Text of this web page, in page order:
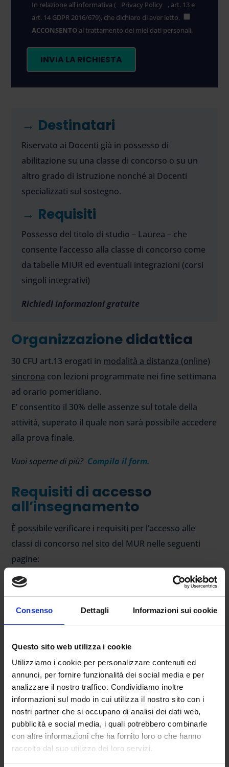
Consenso Dettagli Informazioni sui cookie
Questo sito web utilizza i cookie
Utilizziamo i cookie per personalizzare contenuti ed
annunci, per fornire funzionalità dei social media e per
analizzare il nostro traffico. Condividiamo inoltre
informazioni sul modo in cui utilizza il nostro sito con i
nostri partner che si occupano di analisi dei dati web,
pubblicità e social media, i quali potrebbero combinarle
con altre informazioni che ha fornito loro o che hanno
raccolto dal suo utilizzo dei loro servizi.
In relazione all'informativa ( Privacy Policy
, art. 13 e
art. 14 GDPR 2016/679), che dichiaro di aver letto,
ACCONSENTO al trattamento dei miei dati personali.
→ Destinatari
Riservato ai Docenti già in possesso di
abilitazione su una classe di concorso o su un
altro grado di istruzione nonché ai Docenti
specializzati sul sostegno.
→ Requisiti
Possesso del titolo di studio – Laurea – che
consente l’accesso alla classe di concorso come
da tabelle MIUR ed eventuali integrazioni (corsi
singoli integrativi)
Richiedi informazioni gratuite
Organizzazione didattica
30 CFU art.13 erogati in modalità a distanza (online)
sincrona con lezioni programmate nei fine settimana
ad orario pomeridiano.
E’ consentito il 30% delle assenze sul totale della
attività, superato il quale non sarà possibile accedere
alla prova finale.
Vuoi saperne di più? Compila il form.
Requisiti di accesso
all’insegnamento
È possibile verificare i requisiti per l’accesso alle
classi di concorso nel sito del MUR nelle seguenti
pagine:
https://www.miur.gov.it/web/guest/titoli-di-
accesso
https://miur.gov.it/diventare-docente-nella-
l’insegnamento nelle scuole:
DPR 19/2016 e DM 259/2017 per i titoli di accesso alla
classe di concorso.
DM 4 ottobre 2000 Allegato A: per l’elenco Settori
Scientifico Disciplinari (SSD) validi a livello nazionale.
Dl.gs 59/2017: per diventare insegnanti di posto
comune e posto di sostegno (in revisione con Dl.gs